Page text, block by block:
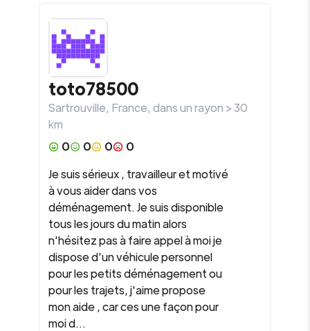
toto78500
Sartrouville, France, dans un rayon >30
km
0
0 0
0
Je suis sérieux , travailleur et motivé
à vous aider dans vos
déménagement. Je suis disponible
tous les jours du matin alors
n'hésitez pas à faire appel à moi je
dispose d'un véhicule personnel
pour les petits déménagement ou
pour les trajets, j'aime propose
mon aide , car ces une façon pour
moi d...